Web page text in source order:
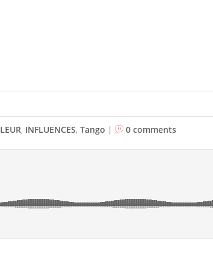
, INFLUENCES, Tango | 0 comments